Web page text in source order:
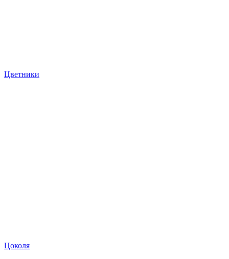
Цветники
Цоколя